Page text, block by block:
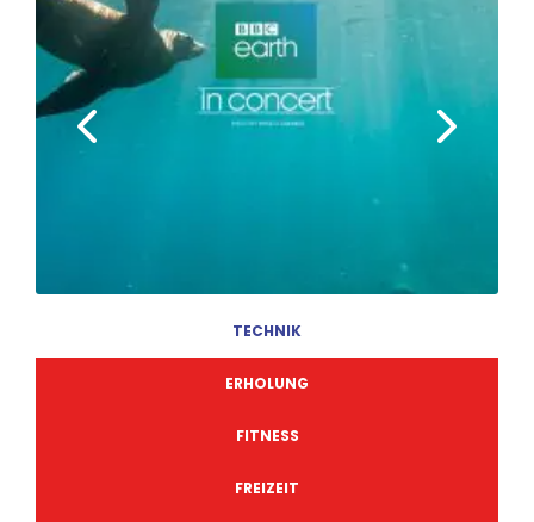
TECHNIK
ERHOLUNG
FITNESS
FREIZEIT